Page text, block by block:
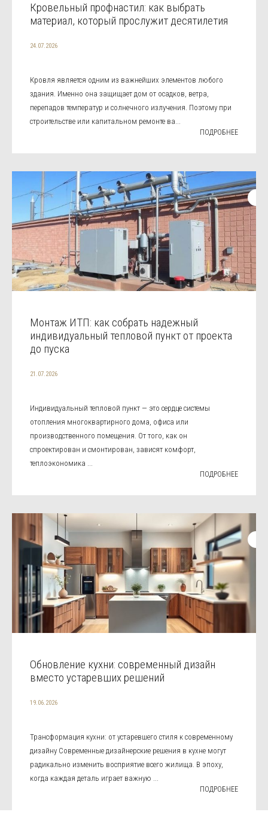
Кровельный профнастил: как выбрать
материал, который прослужит десятилетия
24.07.2026
Кровля является одним из важнейших элементов любого
здания. Именно она защищает дом от осадков, ветра,
перепадов температур и солнечного излучения. Поэтому при
строительстве или капитальном ремонте ва...
ПОДРОБНЕЕ
Монтаж ИТП: как собрать надежный
индивидуальный тепловой пункт от проекта
до пуска
21.07.2026
Индивидуальный тепловой пункт — это сердце системы
отопления многоквартирного дома, офиса или
производственного помещения. От того, как он
спроектирован и смонтирован, зависят комфорт,
теплоэкономика ...
ПОДРОБНЕЕ
Обновление кухни: современный дизайн
вместо устаревших решений
19.06.2026
Трансформация кухни: от устаревшего стиля к современному
дизайну Современные дизайнерские решения в кухне могут
радикально изменить восприятие всего жилища. В эпоху,
когда каждая деталь играет важную ...
ПОДРОБНЕЕ